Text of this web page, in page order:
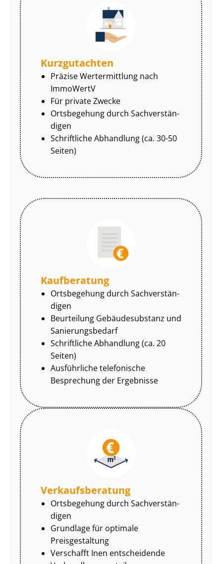
Kurzgutachten
Präzise Wertermittlung nach
ImmoWertV
Für private Zwecke
Ortsbegehung durch Sach­ver­stän­
di­gen
Schriftliche Abhandlung (ca. 30-50
Seiten)
Kaufberatung
Ortsbegehung durch Sach­ver­stän­
di­gen
Beurteilung Gebäudesubstanz und
Sa­nie­rungs­be­darf
Schriftliche Abhandlung (ca. 20
Seiten)
Ausführliche telefonische
Besprechung der Ergebnisse
Ver­kaufs­be­ra­tung
Ortsbegehung durch Sach­ver­stän­
di­gen
Grundlage für optimale
Preisgestaltung
Verschafft Inen entscheidende